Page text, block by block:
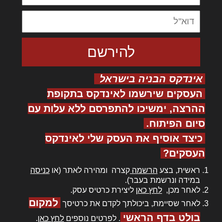
אינדקס הבניה בישראל
העסקים שירשמו לאינדקס בתקופת
ההרצה, ימשיכו להתפרסם ללא עלות עם
סיום הפיתוח.
כיצד אוסיף את העסק שלי לאינדקס
העסקים?
ראשית, בצע הרשמה קצרה ומהירה לאתר (או כניסה
במידה ונרשמת בעבר).
לאחר מכן, לחץ כאן ליצירת כרטיס עסק.
לאחר שסיימת, ביכולתך לקדם את כרטיסך למקום
בולט בדף הראשי . לפרטים נוספים לחץ כאן.